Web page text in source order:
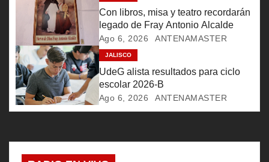
n
t
r
a
Con libros, misa y teatro recordarán
legado de Fray Antonio Alcalde
Ago 6, 2026 ANTENAMASTER
JALISCO
UdeG alista resultados para ciclo
escolar 2026-B
Ago 6, 2026 ANTENAMASTER